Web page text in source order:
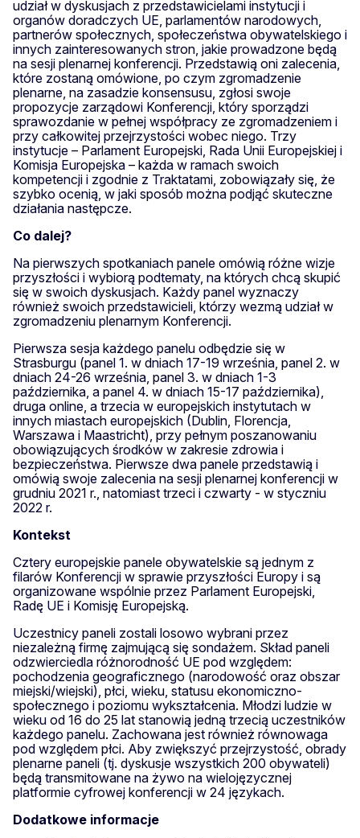
udział w dyskusjach z przedstawicielami instytucji i
organów doradczych UE, parlamentów narodowych,
partnerów społecznych, społeczeństwa obywatelskiego i
innych zainteresowanych stron, jakie prowadzone będą
na sesji plenarnej konferencji. Przedstawią oni zalecenia,
które zostaną omówione, po czym zgromadzenie
plenarne, na zasadzie konsensusu, zgłosi swoje
propozycje zarządowi Konferencji, który sporządzi
sprawozdanie w pełnej współpracy ze zgromadzeniem i
przy całkowitej przejrzystości wobec niego. Trzy
instytucje – Parlament Europejski, Rada Unii Europejskiej i
Komisja Europejska – każda w ramach swoich
kompetencji i zgodnie z Traktatami, zobowiązały się, że
szybko ocenią, w jaki sposób można podjąć skuteczne
działania następcze.
Co dalej?
Na pierwszych spotkaniach panele omówią różne wizje
przyszłości i wybiorą podtematy, na których chcą skupić
się w swoich dyskusjach. Każdy panel wyznaczy
również swoich przedstawicieli, którzy wezmą udział w
zgromadzeniu plenarnym Konferencji.
Pierwsza sesja każdego panelu odbędzie się w
Strasburgu (panel 1. w dniach 17-19 września, panel 2. w
dniach 24-26 września, panel 3. w dniach 1-3
października, a panel 4. w dniach 15-17 października),
druga online, a trzecia w europejskich instytutach w
innych miastach europejskich (Dublin, Florencja,
Warszawa i Maastricht), przy pełnym poszanowaniu
obowiązujących środków w zakresie zdrowia i
bezpieczeństwa. Pierwsze dwa panele przedstawią i
omówią swoje zalecenia na sesji plenarnej konferencji w
grudniu 2021 r., natomiast trzeci i czwarty - w styczniu
2022 r.
Kontekst
Cztery europejskie panele obywatelskie są jednym z
filarów Konferencji w sprawie przyszłości Europy i są
organizowane wspólnie przez Parlament Europejski,
Radę UE i Komisję Europejską.
Uczestnicy paneli zostali losowo wybrani przez
niezależną firmę zajmującą się sondażem. Skład paneli
odzwierciedla różnorodność UE pod względem:
pochodzenia geograficznego (narodowość oraz obszar
miejski/wiejski), płci, wieku, statusu ekonomiczno-
społecznego i poziomu wykształcenia. Młodzi ludzie w
wieku od 16 do 25 lat stanowią jedną trzecią uczestników
każdego panelu. Zachowana jest również równowaga
pod względem płci. Aby zwiększyć przejrzystość, obrady
plenarne paneli (tj. dyskusje wszystkich 200 obywateli)
będą transmitowane na żywo na wielojęzycznej
platformie cyfrowej konferencji w 24 językach.
Dodatkowe informacje